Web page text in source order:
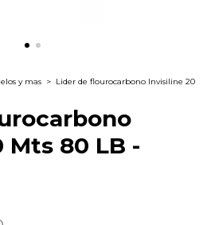
y mas > Lider de flourocarbono Invisiline 20
Mts 80 LB -